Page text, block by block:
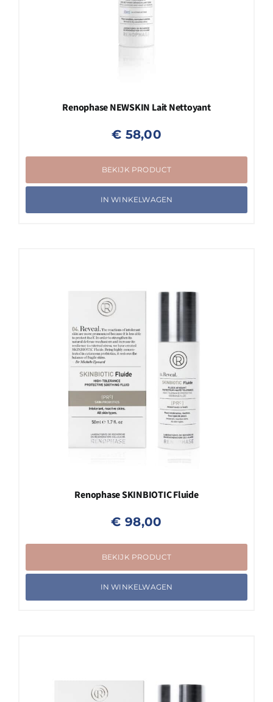
Renophase NEWSKIN Lait Nettoyant
€ 58,00
BEKIJK PRODUCT
IN WINKELWAGEN
Renophase SKINBIOTIC Fluide
€ 98,00
BEKIJK PRODUCT
IN WINKELWAGEN